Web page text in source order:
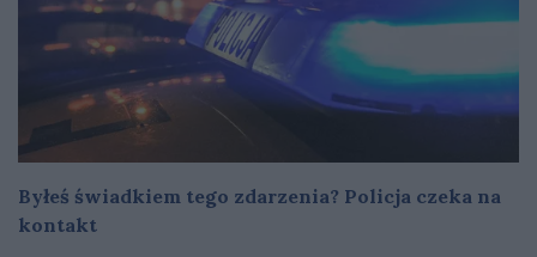
Byłeś świadkiem tego zdarzenia? Policja czeka na
kontakt